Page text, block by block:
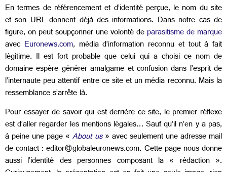
En termes de référencement et d’identité perçue, le nom du site
et son URL donnent déjà des informations. Dans notre cas de
figure, on peut soupçonner une volonté deparasitisme de marque
avec Euronews.com, média d’information reconnu et tout à fait
légitime. Il est fort probable que celui qui a choisi ce nom de
domaine espère générer amalgame et confusion dans l’esprit de
l’internaute peu attentif entre ce site et un média reconnu. Mais la
ressemblance s’arrête là.
Pour essayer de savoir qui est derrière ce site, le premier réflexe
est d’aller regarder les mentions légales… Sauf qu’il n’en y a pas,
à peine une page «About us» avec seulement une adresse mail
de contact : editor@globaleuronews.com. Cette page nous donne
aussi l’identité des personnes composant la « rédaction ».